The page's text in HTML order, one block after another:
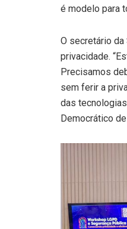
é modelo para
O secretário da
privacidade.
Precisamos
sem ferir a
das
Democrático